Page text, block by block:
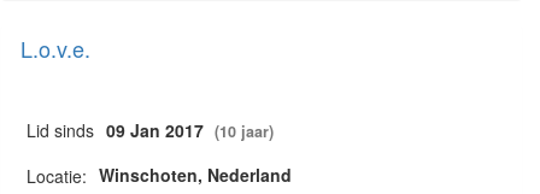
L.o.v.e.
Lid sinds 09 Jan 2017 (10 jaar)
Locatie: Winschoten, Nederland